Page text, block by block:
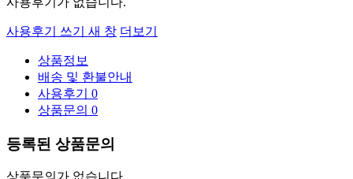
사용후기 쓰기 새 창 더보기
상품정보
배송 및 환불안내
사용후기 0
상품문의 0
등록된 상품문의